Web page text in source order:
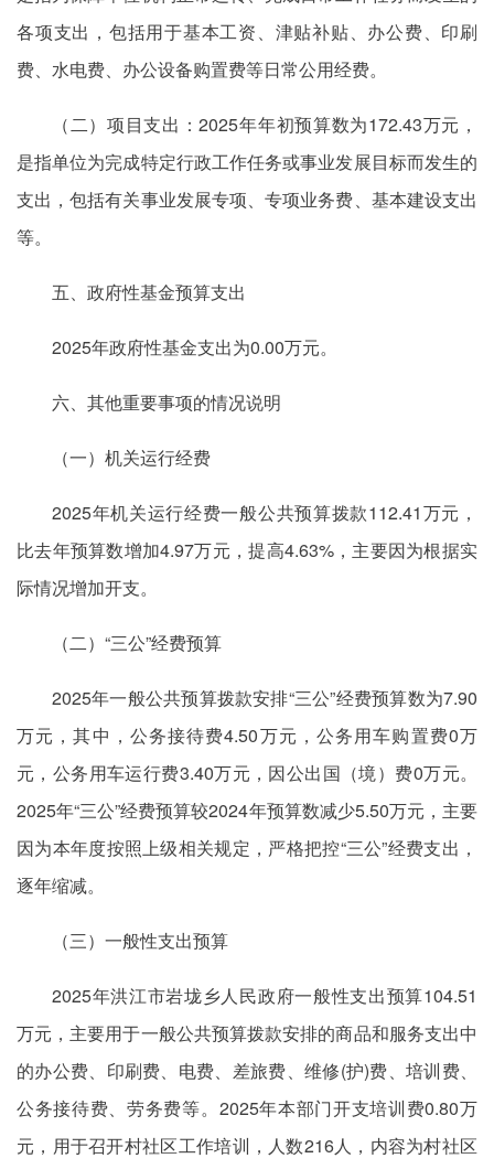
各项支出，包括用于基本工资、津贴补贴、办公费、印刷
费、水电费、办公设备购置费等日常公用经费。
（二）项目支出：2025年年初预算数为172.43万元，
是指单位为完成特定行政工作任务或事业发展目标而发生的
支出，包括有关事业发展专项、专项业务费、基本建设支出
等。
五、政府性基金预算支出
2025年政府性基金支出为0.00万元。
六、其他重要事项的情况说明
（一）机关运行经费
2025年机关运行经费一般公共预算拨款112.41万元，
比去年预算数增加4.97万元，提高4.63%，主要因为根据实
际情况增加开支。
（二）“三公”经费预算
2025年一般公共预算拨款安排“三公”经费预算数为7.90
万元，其中，公务接待费4.50万元，公务用车购置费0万
元，公务用车运行费3.40万元，因公出国（境）费0万元。
2025年“三公”经费预算较2024年预算数减少5.50万元，主要
因为本年度按照上级相关规定，严格把控“三公”经费支出，
逐年缩减。
（三）一般性支出预算
2025年洪江市岩垅乡人民政府一般性支出预算104.51
万元，主要用于一般公共预算拨款安排的商品和服务支出中
的办公费、印刷费、电费、差旅费、维修(护)费、培训费、
公务接待费、劳务费等。2025年本部门开支培训费0.80万
元，用于召开村社区工作培训，人数216人，内容为村社区